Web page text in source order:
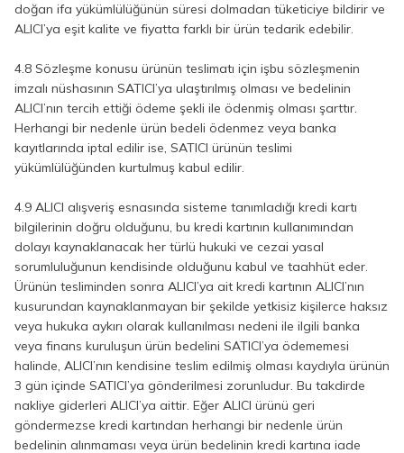
doğan ifa yükümlülüğünün süresi dolmadan tüketiciye bildirir ve
ALICI’ya eşit kalite ve fiyatta farklı bir ürün tedarik edebilir.
4.8 Sözleşme konusu ürünün teslimatı için işbu sözleşmenin
imzalı nüshasının SATICI’ya ulaştırılmış olması ve bedelinin
ALICI’nın tercih ettiği ödeme şekli ile ödenmiş olması şarttır.
Herhangi bir nedenle ürün bedeli ödenmez veya banka
kayıtlarında iptal edilir ise, SATICI ürünün teslimi
yükümlülüğünden kurtulmuş kabul edilir.
4.9 ALICI alışveriş esnasında sisteme tanımladığı kredi kartı
bilgilerinin doğru olduğunu, bu kredi kartının kullanımından
dolayı kaynaklanacak her türlü hukuki ve cezai yasal
sorumluluğunun kendisinde olduğunu kabul ve taahhüt eder.
Ürünün tesliminden sonra ALICI’ya ait kredi kartının ALICI’nın
kusurundan kaynaklanmayan bir şekilde yetkisiz kişilerce haksız
veya hukuka aykırı olarak kullanılması nedeni ile ilgili banka
veya finans kuruluşun ürün bedelini SATICI’ya ödememesi
halinde, ALICI’nın kendisine teslim edilmiş olması kaydıyla ürünün
3 gün içinde SATICI’ya gönderilmesi zorunludur. Bu takdirde
nakliye giderleri ALICI’ya aittir. Eğer ALICI ürünü geri
göndermezse kredi kartından herhangi bir nedenle ürün
bedelinin alınmaması veya ürün bedelinin kredi kartına iade